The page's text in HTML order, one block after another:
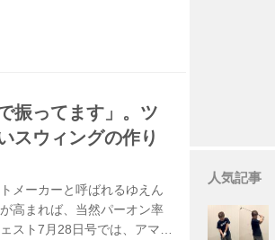
振ってます」。ツ
スウィングの作り
メーカーと呼ばれるゆえん
高まれば、当然パーオン率
スト7月28日号では、アマチ
人気記事